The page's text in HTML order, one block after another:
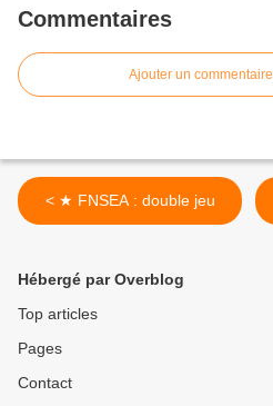
Commentaires
Ajouter un commentaire
< ★ FNSEA : double jeu
Hébergé par Overblog
Top articles
Pages
Contact